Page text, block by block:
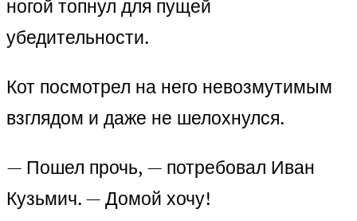
ногой топнул для пущей
убедительности.
Кот посмотрел на него невозмутимым
взглядом и даже не шелохнулся.
— Пошел прочь, — потребовал Иван
Кузьмич. — Домой хочу!